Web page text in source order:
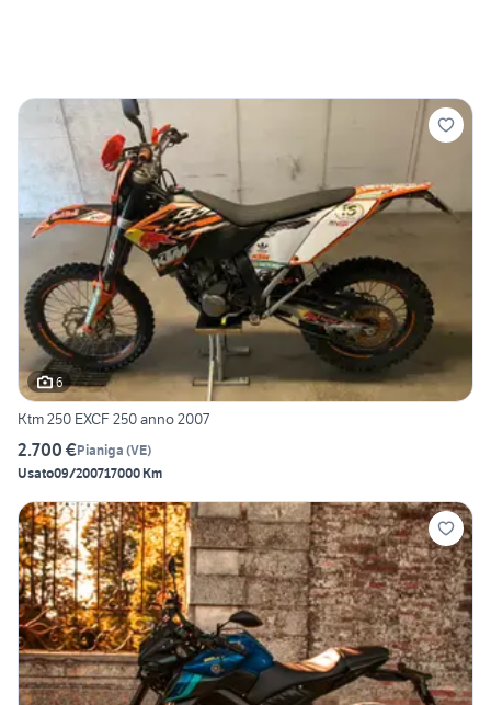
6
Ktm 250 EXCF 250 anno 2007
2.700 €Pianiga (VE)
Usato09/200717000 Km